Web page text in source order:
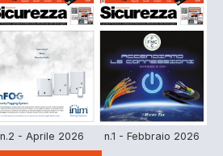
n.2 - Aprile 2026 n.1 - Febbraio 2026